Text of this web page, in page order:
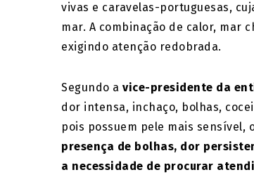
vivas e caravelas-portuguesas,
mar. A combinação de calor, mar
exigindo atenção redobrada.
Segundo a vice-presidente da
dor intensa, inchaço, bolhas,
pois possuem pele mais sensível,
presença de bolhas, dor
a necessidade de procurar